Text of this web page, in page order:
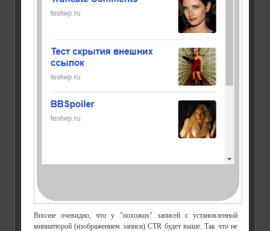
Вполне очевидно, что у "похожих" записей с установленной
миниатюрой (изображением записи) CTR будет выше. Так что не